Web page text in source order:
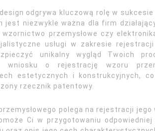
odgrywa kluczową rolę w sukcesie
jest niezwykle ważna dla firm
przemysłowe czy
usługi w zakresie
unikalny wygląd Twoich
wniosku o rejestrację wzoru
estetycznych i konstrukcyjnych,
rzecznik patentowy.
polega na rejestracji jego
Ci w przygotowaniu